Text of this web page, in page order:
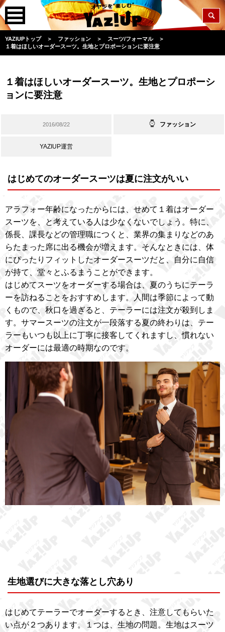
YAZIUPトップ ＞ ファッション ＞ スーツ/フォーマル
＞
１着はほしいオーダースーツ。生地とプロポーションに要注意
１着はほしいオーダースーツ。生地とプロポーシ
ョンに要注意
2016/08/22 ファッション
YAZIUP運営
はじめてのオーダースーツは夏に注文がいい
アラフォー年齢になったからには、せめて１着はオーダー
スーツを、と考えている人は少なくないでしょう。特に、
係長、課長などの管理職につくと、業界の集まりなどのあ
らたまった席に出る機会が増えます。そんなときには、体
にぴったりフィットしたオーダースーツだと、自分に自信
が持て、堂々とふるまうことができます。
はじめてスーツをオーダーする場合は、夏のうちにテーラ
ーを訪ねることをおすすめします。人間は季節によって動
くもので、秋口を過ぎると、テーラーには注文が殺到しま
す。サマースーツの注文が一段落する夏の終わりは、テー
ラーもいつも以上に丁寧に接客してくれますし、慣れない
オーダーには最適の時期なのです。
生地選びに大きな落とし穴あり
はじめてテーラーでオーダーするとき、注意してもらいた
い点が２つあります。１つは、生地の問題。生地はスーツ